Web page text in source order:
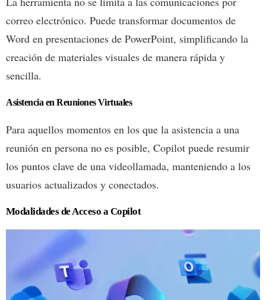
correo electrónico. Puede transformar documentos de
Word en presentaciones de PowerPoint, simplificando la
creación de materiales visuales de manera rápida y
sencilla.
Asistencia en Reuniones Virtuales
Para aquellos momentos en los que la asistencia a una
reunión en persona no es posible, Copilot puede resumir
los puntos clave de una videollamada, manteniendo a los
usuarios actualizados y conectados.
Modalidades de Acceso a Copilot